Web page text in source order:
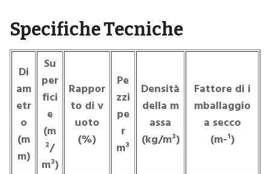
Specifiche Tecniche
Di
am
etr
o
(m
m)
Su
per
fici
e
(m
²/
m³)
Rappor
to di v
uoto
(%)
Pe
zzi
pe
r
m³
Densità
della m
assa
(kg/m³)
Fattore di i
mballaggio
a secco
(m-¹)